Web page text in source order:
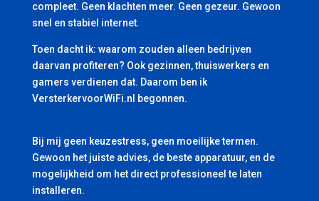
compleet. Geen klachten meer. Geen gezeur. Gewoon
snel en stabiel internet.
Toen dacht ik: waarom zouden alleen bedrijven
daarvan profiteren? Ook gezinnen, thuiswerkers en
gamers verdienen dat. Daarom ben ik
VersterkervoorWiFi.nl begonnen.
Bij mij geen keuzestress, geen moeilijke termen.
Gewoon het juiste advies, de beste apparatuur, en de
mogelijkheid om het direct professioneel te laten
installeren.